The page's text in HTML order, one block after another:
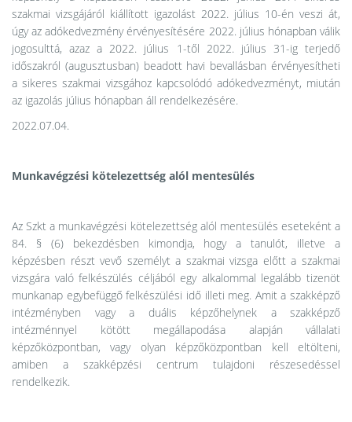
szakmai vizsgájáról kiállított igazolást 2022. július 10-én veszi át,
úgy az adókedvezmény érvényesítésére 2022. július hónapban válik
jogosulttá, azaz a 2022. július 1-től 2022. július 31-ig terjedő
időszakról (augusztusban) beadott havi bevallásban érvényesítheti
a sikeres szakmai vizsgához kapcsolódó adókedvezményt, miután
az igazolás július hónapban áll rendelkezésére.
2022.07.04.
Munkavégzési kötelezettség alól mentesülés
Az Szkt a munkavégzési kötelezettség alól mentesülés eseteként a
84. § (6) bekezdésben kimondja, hogy a tanulót, illetve a
képzésben részt vevő személyt a szakmai vizsga előtt a szakmai
vizsgára való felkészülés céljából egy alkalommal legalább tizenöt
munkanap egybefüggő felkészülési idő illeti meg. Amit a szakképző
intézményben vagy a duális képzőhelynek a szakképző
intézménnyel kötött megállapodása alapján vállalati
képzőközpontban, vagy olyan képzőközpontban kell eltölteni,
amiben a szakképzési centrum tulajdoni részesedéssel
rendelkezik.